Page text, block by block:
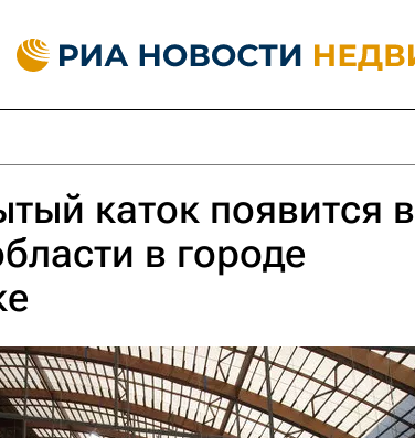
каток появится в
в городе